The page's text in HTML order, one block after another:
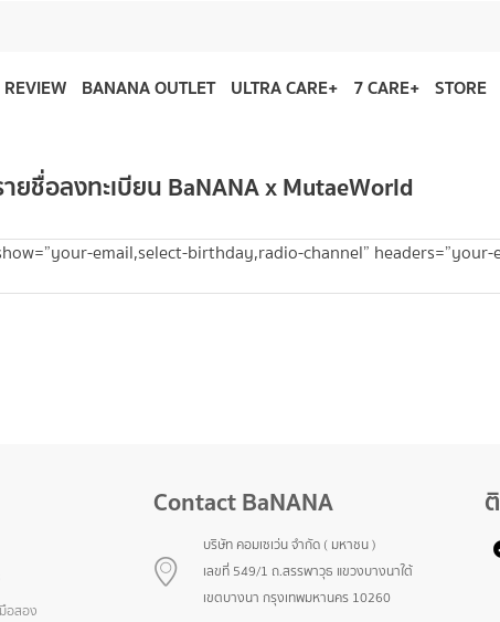
REVIEW BANANA OUTLET ULTRA CARE+ 7 CARE+ STORE
ยชื่อลงทะเบียน BaNANA x MutaeWorld
email,select-birthday,radio-channel”
อสอง
Contact BaNANA
บริษัท คอมเซเว่น จำกัด ( มหาชน )
เลขที่ 549/1 ถ.สรรพาวุธ แขวงบางนาใต้
เขตบางนา กรุงเทพมหานคร 10260